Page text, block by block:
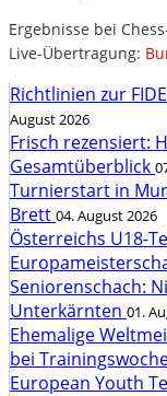
Ergebnisse bei
Live-Übertragung:
Richtlinien zur
August 2026
Frisch rezensiert:
Gesamtüberblick
Turnierstart in
Brett 04. August 2026
Österreichs U18-
Seniorenschach:
Unterkärnten 01.
Ehemalige
bei
European Youth